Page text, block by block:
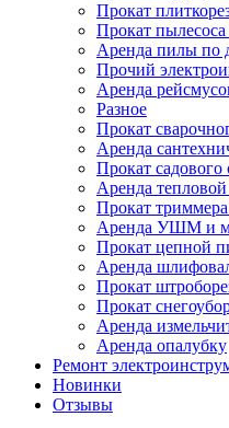
Прокат
Прокат пылесоса
Аренда пилы по
Прочий
Аренда
Разное
Прокат
Аренда
Прокат садового
Аренда
Прокат
Аренда УШМ и
Прокат цепной
Аренда
Прокат
Прокат
Аренда
Аренда опалубку
Ремонт
Новинки
Отзывы